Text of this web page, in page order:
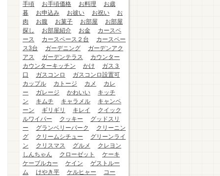
手頃
お手頃価格 お料理
お歳
暮
お申込み お祓い お祝い
お
肉
お腹 お菓子 お部屋
お部屋
探し
お部屋紹介 お金
カースペ
ース
カースペース２台
カースペー
ス3台
ガーデニング
ガーデンアク
アス
ガーデンテラス
カウンター
カウンターキッチン
かけ
ガス３
口
ガスコンロ
ガスコンロ設置可
カップル
カトージ カメ
カレ
ー
ガレージ かわいい
キッチ
ン
キムチ キャラメル
キャンペ
ーン
ギリギリ キレイ
クイック
ルワイパー
クッキー
グッドスリ
ー
グランベリーパーク
クリーニン
グ
クリームシチュー
グリーンライ
ン
クリスマス グルメ
クレヨン
しんちゃん
クローゼット
ケーキ
ケーブルカー
ケイン
ゲストルー
ム
けやき平 ケルヒャー
コー